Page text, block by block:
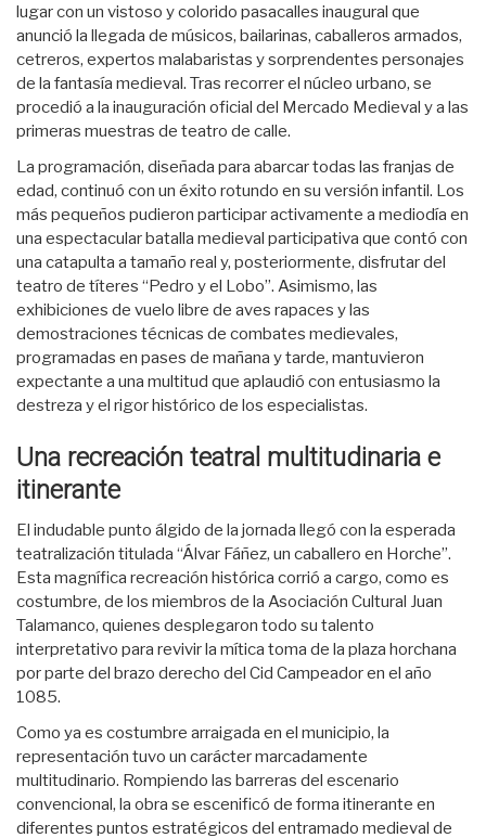
lugar con un vistoso y colorido pasacalles inaugural que
anunció la llegada de músicos, bailarinas, caballeros armados,
cetreros, expertos malabaristas y sorprendentes personajes
de la fantasía medieval. Tras recorrer el núcleo urbano, se
procedió a la inauguración oficial del Mercado Medieval y a las
primeras muestras de teatro de calle.
La programación, diseñada para abarcar todas las franjas de
edad, continuó con un éxito rotundo en su versión infantil. Los
más pequeños pudieron participar activamente a mediodía en
una espectacular batalla medieval participativa que contó con
una catapulta a tamaño real y, posteriormente, disfrutar del
teatro de títeres “Pedro y el Lobo”. Asimismo, las
exhibiciones de vuelo libre de aves rapaces y las
demostraciones técnicas de combates medievales,
programadas en pases de mañana y tarde, mantuvieron
expectante a una multitud que aplaudió con entusiasmo la
destreza y el rigor histórico de los especialistas.
Una recreación teatral multitudinaria e
itinerante
El indudable punto álgido de la jornada llegó con la esperada
teatralización titulada “Álvar Fáñez, un caballero en Horche”.
Esta magnífica recreación histórica corrió a cargo, como es
costumbre, de los miembros de la Asociación Cultural Juan
Talamanco, quienes desplegaron todo su talento
interpretativo para revivir la mítica toma de la plaza horchana
por parte del brazo derecho del Cid Campeador en el año
1085.
Como ya es costumbre arraigada en el municipio, la
representación tuvo un carácter marcadamente
multitudinario. Rompiendo las barreras del escenario
convencional, la obra se escenificó de forma itinerante en
diferentes puntos estratégicos del entramado medieval de